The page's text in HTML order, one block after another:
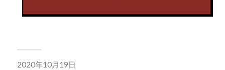
2020年10月19日